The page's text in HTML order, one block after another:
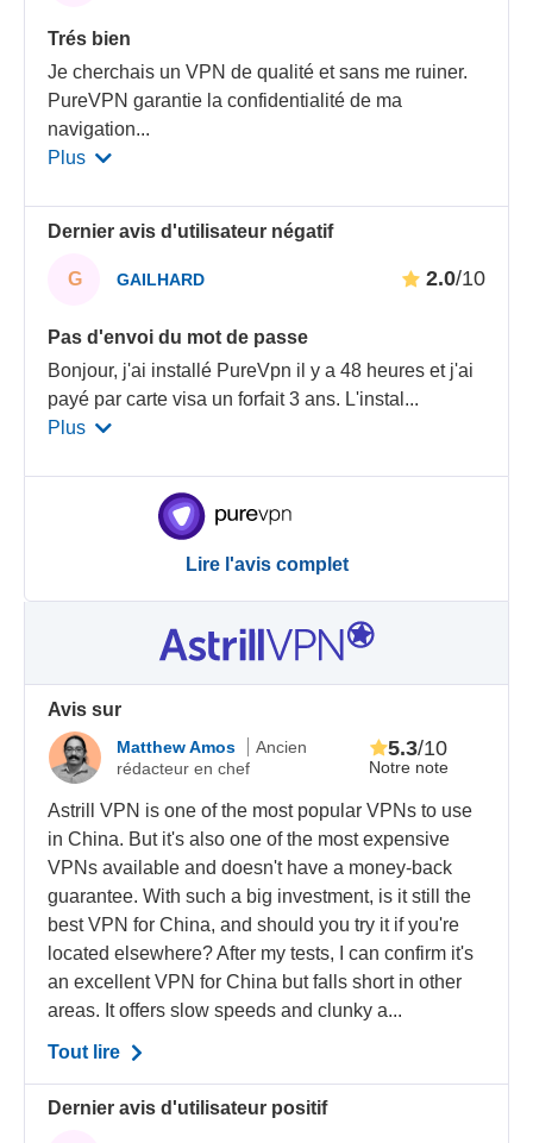
Trés bien
Je cherchais un VPN de qualité et sans me ruiner.
PureVPN garantie la confidentialité de ma
navigation...
Plus
Dernier avis d'utilisateur négatif
G GAILHARD 2.0/10
Pas d'envoi du mot de passe
Bonjour, j'ai installé PureVpn il y a 48 heures et j'ai
payé par carte visa un forfait 3 ans. L'instal ...
Plus
Lire l'avis complet
Avis sur
Matthew Amos
Ancien
rédacteur en chef
Notre note
5.3/10
Astrill VPN is one of the most popular VPNs to use
in China. But it's also one of the most expensive
VPNs available and doesn't have a money-back
guarantee. With such a big investment, is it still the
best VPN for China, and should you try it if you're
located elsewhere? After my tests, I can confirm it's
an excellent VPN for China but falls short in other
areas. It offers slow speeds and clunky a...
Tout lire
Dernier avis d'utilisateur positif